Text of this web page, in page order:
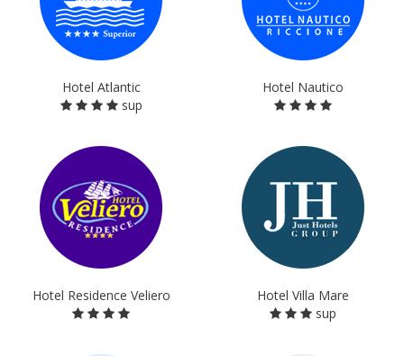
Hotel Atlantic
sup
Hotel Nautico
Hotel Residence Veliero
Hotel Villa Mare
sup